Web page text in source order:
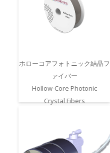
ホローコアフォトニック結晶フ
ァイバー
Hollow-Core Photonic
Crystal Fibers